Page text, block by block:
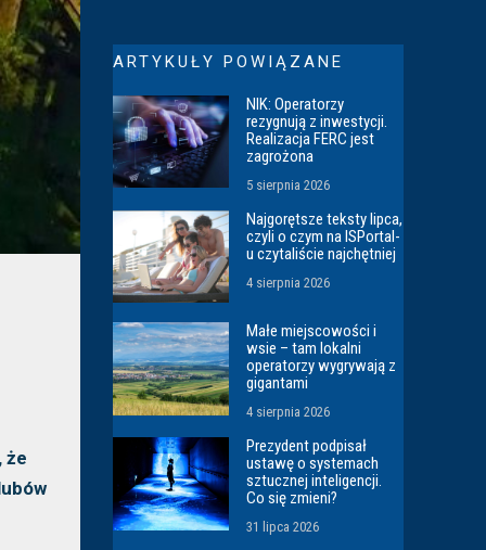
że
ARTYKUŁY POWIĄZANE
NIK: Operatorzy
rezygnują z inwestycji.
Realizacja FERC jest
zagrożona
5 sierpnia 2026
Najgorętsze teksty lipca,
czyli o czym na ISPortal-
u czytaliście najchętniej
4 sierpnia 2026
Małe miejscowości i
wsie – tam lokalni
operatorzy wygrywają z
gigantami
4 sierpnia 2026
Prezydent podpisał
ustawę o systemach
sztucznej inteligencji.
Co się zmieni?
31 lipca 2026